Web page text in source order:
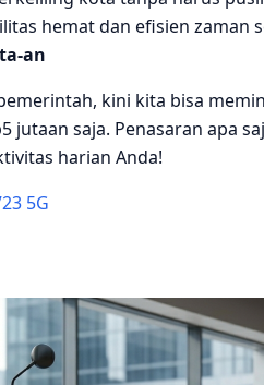
hemat dan efisien zaman
an
kini kita bisa
jutaan saja. Penasaran apa
harian Anda!
5G